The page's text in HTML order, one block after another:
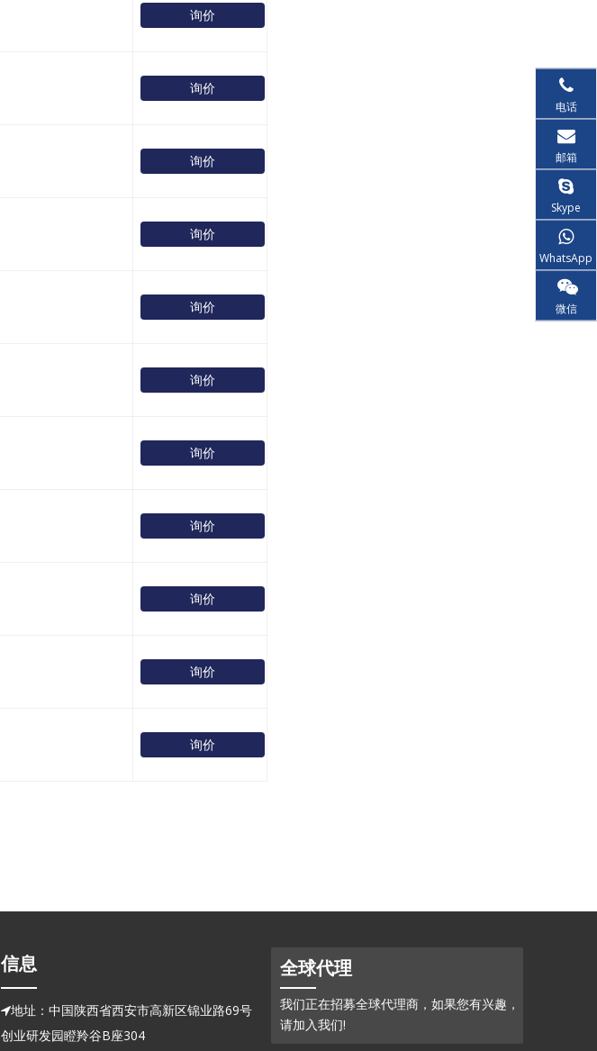
询价
询价
询价
询价
询价
询价
询价
询价
询价
询价
询价
电话
邮箱
Skype
WhatsApp
微信
信息
地址：中国陕西省西安市高新区锦业路69号
创业研发园瞪羚谷B座304
全球代理
我们正在招募全球代理商，如果您有兴趣，
请加入我们!